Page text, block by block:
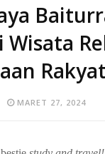
Wisata
MARET 27, 2024